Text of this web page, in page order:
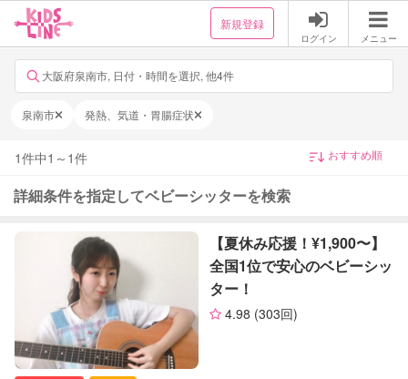
新規登録
ログイン メニュー
大阪府泉南市, 日付・時間を選択, 他4件
泉南市 発熱、気道・胃腸症状
1件中1 ～ 1件
詳細条件を指定してベビーシッターを検索
【夏休み応援！¥1,900〜】
全国1位で安心のベビーシッ
ター！
4.98 (303回)